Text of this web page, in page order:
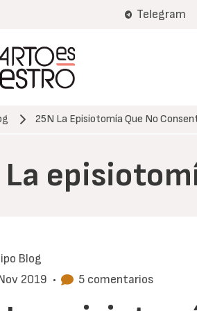
Telegram
25N La Episiotomía Que No
La
Blog
2019 • 5 comentarios